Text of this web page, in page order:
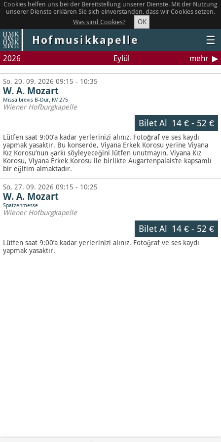
Cookies helfen uns bei der Bereitstellung unserer Dienste. Mit der Nutzung
unserer Dienste erklären Sie sich einverstanden, dass wir Cookies setzen.
Was sind Cookies?
OK
Hofmusikkapelle ☰
2026 Eylül mehr
So, 20. 09. 2026 09:15 - 10:35
W. A. Mozart
Missa brevis B-Dur, KV 275
Wiener Hofburgkapelle
Bilet Al 14 €- 52 €
Lütfen saat 9:00’a kadar yerlerinizi alınız. Fotoğraf ve ses kaydı
yapmak yasaktır. Bu konserde, Viyana Erkek Korosu yerine Viyana
Kız Korosu’nun şarkı söyleyeceğini lütfen unutmayın. Viyana Kız
Korosu, Viyana Erkek Korosu ile birlikte Augartenpalais’te kapsamlı
bir eğitim almaktadır.
So, 27. 09. 2026 09:15 - 10:25
W. A. Mozart
Spatzenmesse
Wiener Hofburgkapelle
Bilet Al 14 €- 52 €
Lütfen saat 9:00’a kadar yerlerinizi alınız. Fotoğraf ve ses kaydı
yapmak yasaktır.